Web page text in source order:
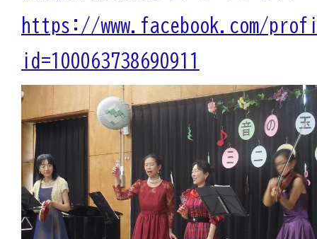
https://www.facebook.com/
id=100063738690911